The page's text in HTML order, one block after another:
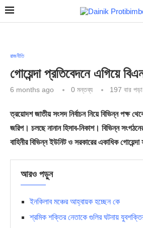
রাজনীতি
গোয়েন্দা প্রতিবেদনে এগিয়ে
6 months ago 0 মন্তব্য 197 বার
ত্রয়োদশ জাতীয় সংসদ নির্বাচন নিয়ে বিভিন্ন পক্ষ
জরিপ। চলছে নানান হিসাব-নিকাশ। বিভিন্ন
বাহিনীর বিভিন্ন ইউনিট ও সরকারের একাধিক
আরও পড়ুন
ইনকিলাব মঞ্চের আহ্বায়ক হচ্ছেন কে
শ্রমিক শক্তির নেতাকে গুলির ঘটনায়